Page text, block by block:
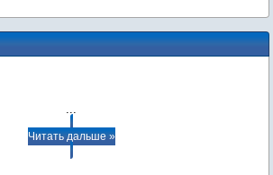
...
Читать дальше »